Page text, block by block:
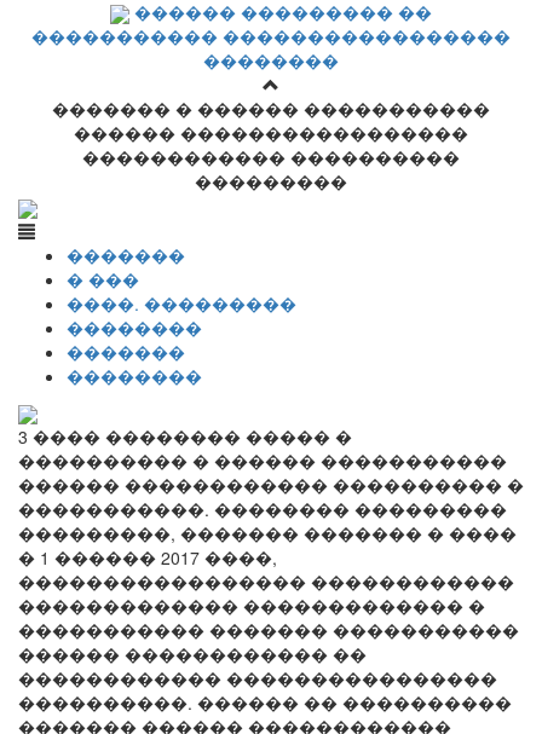
������ ��������� ��
����������� �����������������
��������
������� � ������ �����������
������ �����������������
������������ ����������
���������
�������
� ���
����. ���������
��������
�������
��������
3 ���� �������� ����� �
���������� � ������ �����������
������ ������������ ���������� �
�����������. �������� ���������
���������, ������� ������� � ����
� 1 ������ 2017 ����,
����������������� ������������
������������� ������������� �
����������� ������� �����������
������ ������������ ��
������������ ����������������
����������. ������ �� ����������
������� ������ ������������